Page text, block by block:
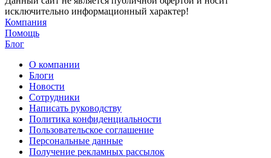
исключительно информационный характер!
Компания
Помощь
Блог
О компании
Блоги
Новости
Сотрудники
Написать руководству
Политика конфиденциальности
Пользовательское соглашение
Персональные данные
Получение рекламных рассылок